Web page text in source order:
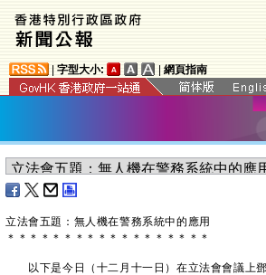
字型大小: 網頁指南
立法會五題：無人機在警務系統中的應用
＊ ＊ ＊ ＊ ＊ ＊ ＊ ＊ ＊ ＊ ＊ ＊ ＊ ＊ ＊ ＊ ＊ ＊
以下是今日（十二月十一日）在立法會會議上